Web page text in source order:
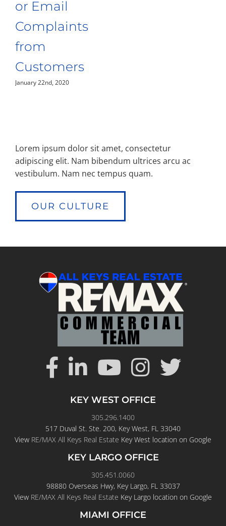
or Email
Complaints
from
Customers
January 22nd, 2020
Lorem ipsum dolor sit amet, consectetur
adipiscing elit. Nam bibendum ultrices arcu ac
vestibulum. Nam nec tempus quam.
OUR CULTURE
KEY WEST OFFICE
305.296.1400
517 Duval St. Ste. 200, Key West, FL 33040
View RE/MAX All Keys Real Estate Key West location on Google
KEY LARGO OFFICE
305.451.0060
98880 Overseas Hwy, Key Largo, FL 33037
View RE/MAX All Keys Real Estate Key Largo location on Google
MIAMI OFFICE